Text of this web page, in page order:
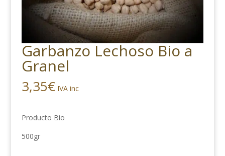
Garbanzo Lechoso Bio a
Granel
3,35€ IVA inc
Producto Bio
500gr